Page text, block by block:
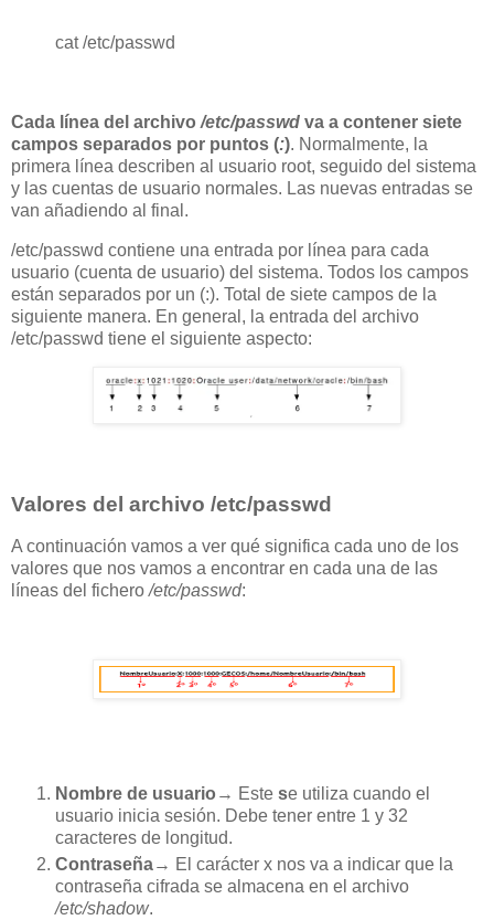
cat /etc/passwd
Cada línea del archivo /etc/passwd va a contener siete
campos separados por puntos (:). Normalmente, la
primera línea describen al usuario root, seguido del sistema
y las cuentas de usuario normales. Las nuevas entradas se
van añadiendo al final.
/etc/passwd contiene una entrada por línea para cada
usuario (cuenta de usuario) del sistema. Todos los campos
están separados por un (:). Total de siete campos de la
siguiente manera. En general, la entrada del archivo
/etc/passwd tiene el siguiente aspecto:
Valores del archivo /etc/passwd
A continuación vamos a ver qué significa cada uno de los
valores que nos vamos a encontrar en cada una de las
líneas del fichero/etc/passwd:
Nombre de usuario → Este se utiliza cuando el
usuario inicia sesión. Debe tener entre 1 y 32
caracteres de longitud.
Contraseña→ El carácter x nos va a indicar que la
contraseña cifrada se almacena en el archivo
/etc/shadow.